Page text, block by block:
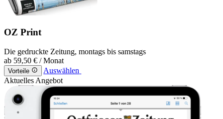
OZ Print
Die gedruckte Zeitung, montags bis samstags
ab 59,50 € / Monat
Vorteile
Auswählen
Aktuelles Angebot